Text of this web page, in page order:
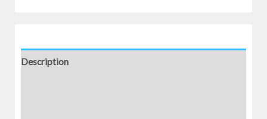
-Description